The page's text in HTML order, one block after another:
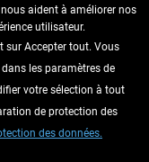
aident à améliorer nos
utilisateur.
sur Accepter tout. Vous
les paramètres de
votre sélection à tout
de protection des
des données.